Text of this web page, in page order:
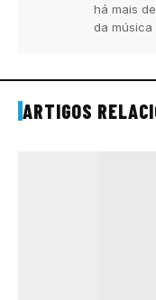
há mais
da
ARTIGOS